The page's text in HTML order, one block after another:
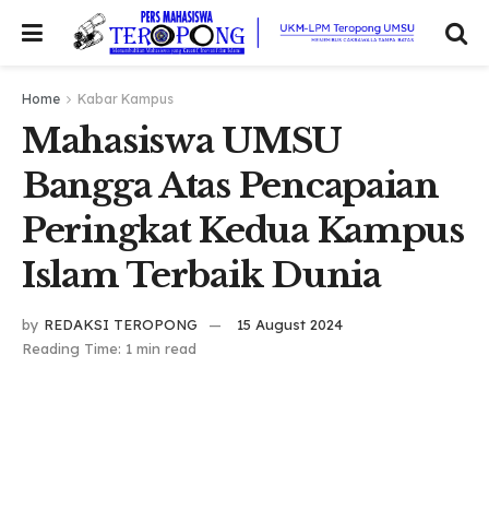
Home Kabar Kampus
Mahasiswa UMSU
Bangga Atas Pencapaian
Peringkat Kedua Kampus
Islam Terbaik Dunia
by REDAKSI TEROPONG
15 August 2024
Reading Time: 1 min read